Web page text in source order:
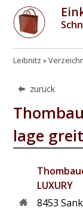
Leibnitz
zurück
lage
LUXURY
8453